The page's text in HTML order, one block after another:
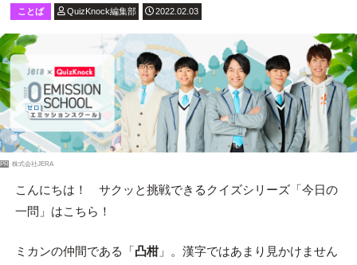
ことば QuizKnock編集部 2022.02.03
PR 株式会社JERA
こんにちは！ サクッと挑戦できるクイズシリーズ「今日の
一問」はこちら！
ミカンの仲間である「凸柑」。漢字ではあまり見かけません